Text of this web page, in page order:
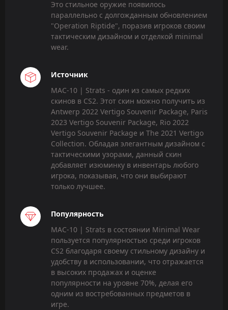
Это стильное оружие появилось
параллельно с долгожданным обновлением
"Operation Riptide", поразив игроков своим
тактическим дизайном и отделкой minimal
wear.
Источник
MAC-10 | Strats - один из самых редких
скинов в CS2. Этот скин можно получить из
Antwerp 2022 Vertigo Souvenir Package, Paris
2023 Vertigo Souvenir Package, Rio 2022
Vertigo Souvenir Package и The 2021 Vertigo
Collection. Обладая элегантным дизайном с
тактическими узорами, данный скин
добавляет изюминку в инвентарь любого
игрока, показывая, что они выбирают
только лучшее.
Популярность
MAC-10 | Strats в состоянии Minimal Wear
пользуется популярностью среди игроков
CS2 благодаря своему стильному дизайну и
удобству в использовании, что отражается
в высоких продажах и оценке
популярности на уровне 70%, делая его
одним из востребованных предметов в
игре.